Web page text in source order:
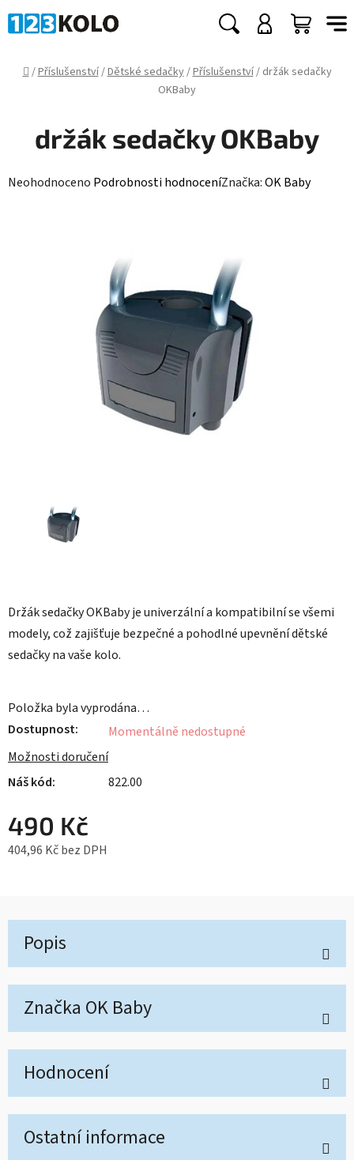
na
Hledat
KOŠÍK
Domů
/Příslušenství/Dětské sedačky/Příslušenství/ držák sedačky
OKBaby
Držák sedačky OKBaby je univerzální a kompatibilní se všemi
modely, což zajišťuje bezpečné a pohodlné upevnění dětské
sedačky na vaše kolo.
Položka byla vyprodána…
Dostupnost
Momentálně nedostupné
Možnosti doručení
822.00
490 Kč
404,96 Kč bez DPH
držák sedačky OKBaby
Průměrné
Neohodnoceno Podrobnosti hodnoceníZnačka:OK Baby
Popis
Značka OK Baby
Hodnocení
Ostatní informace